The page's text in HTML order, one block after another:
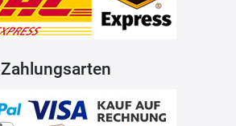
Zahlungsarten